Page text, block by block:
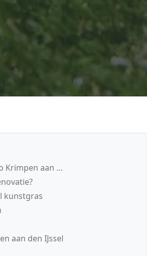
Krimpen aan …
kunstgras
aan den IJssel